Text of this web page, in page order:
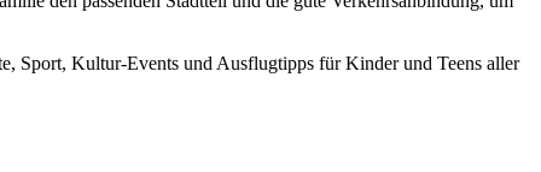
Sport, Kultur-Events und Ausflugtipps für Kinder und Teens aller